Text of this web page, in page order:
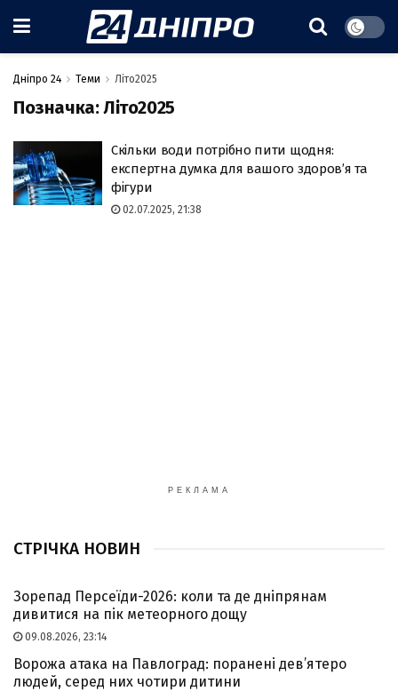
Дніпро 24 Теми Літо2025
Позначка:Літо2025
Скільки води потрібно пити щодня:
експертна думка для вашого здоров’я та
фігури
02.07.2025, 21:38
РЕКЛАМА
СТРІЧКА НОВИН
Зорепад Персеїди-2026: коли та де дніпрянам
дивитися на пік метеорного дощу
09.08.2026, 23:14
Ворожа атака на Павлоград: поранені дев’ятеро
людей, серед них чотири дитини